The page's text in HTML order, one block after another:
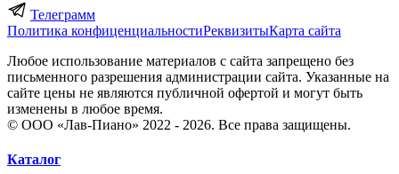
Телеграмм
Политика конфиценциальностиРеквизитыКарта сайта
Любое использование материалов с сайта запрещено без
письменного разрешения администрации сайта. Указанные на
сайте цены не являются публичной офертой и могут быть
изменены в любое время.
© ООО «Лав-Пиано» 2022 - 2026. Все права защищены.
Каталог